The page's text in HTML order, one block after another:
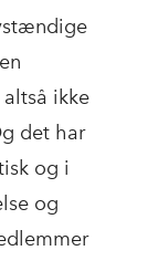
altså ikke
det har
og i
og